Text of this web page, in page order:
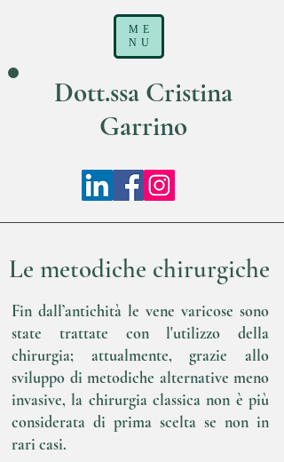
Dott.ssa Cristina
Garrino
ME
NU
Le metodiche chirurgiche
Fin dall’antichità le vene varicose sono
state trattate con l'utilizzo della
chirurgia; attualmente, grazie allo
sviluppo di metodiche alternative meno
invasive, la chirurgia classica non è più
considerata di prima scelta se non in
rari casi.